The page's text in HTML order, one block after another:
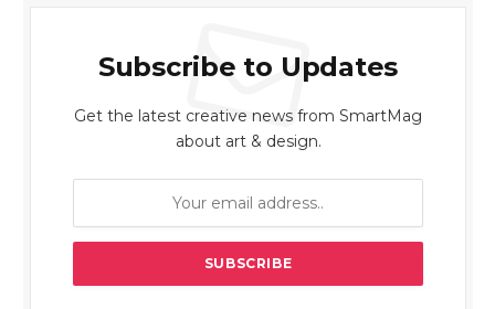
Subscribe to Updates
Get the latest creative news from SmartMag
about art & design.